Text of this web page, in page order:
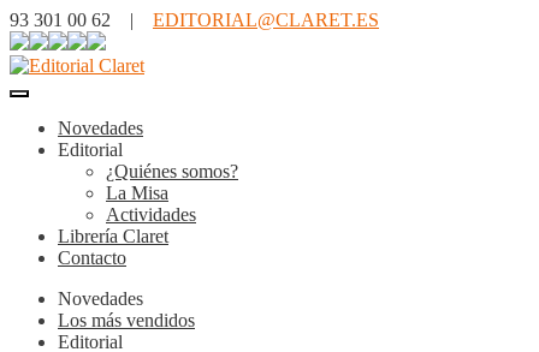
93 301 00 62 | EDITORIAL@CLARET.ES
Novedades
Editorial
¿Quiénes somos?
La Misa
Actividades
Librería Claret
Contacto
Novedades
Los más vendidos
Editorial